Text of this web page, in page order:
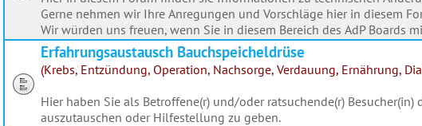
Gerne nehmen wir Ihre Anregungen und Vorschläge hier in diesem
Wir würden uns freuen, wenn Sie in diesem Bereich des AdP
Erfahrungsaustausch Bauchspeicheldrüse
(Krebs, Entzündung, Operation, Nachsorge, Verdauung, Ernährung,
Hier haben Sie als Betroffene(r) und/oder ratsuchende(r)
auszutauschen oder Hilfestellung zu geben.